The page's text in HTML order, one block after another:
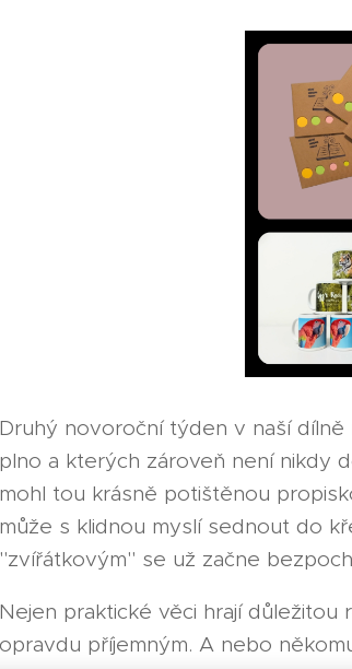
Druhý novoroční týden v naší
plno a kterých zároveň není nikdy
mohl tou krásně potištěnou
může s klidnou myslí sednout do
"zvířátkovým" se už začne
Nejen praktické věci hrají
opravdu příjemným. A nebo